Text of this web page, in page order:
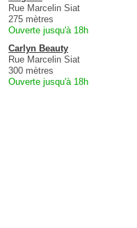
Rue Marcelin Siat
275 mètres
Ouverte jusqu'à 18h
Carlyn Beauty
Rue Marcelin Siat
300 mètres
Ouverte jusqu'à 18h